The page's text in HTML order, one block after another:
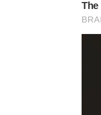
Rubens Gomes,
quebrou o vidro do
está prestando